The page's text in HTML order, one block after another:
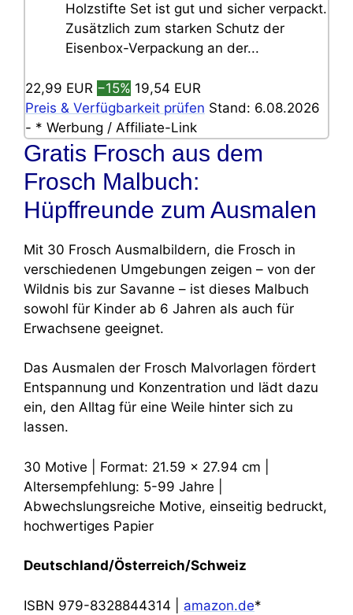
Holzstifte Set ist gut und sicher verpackt.
Zusätzlich zum starken Schutz der
Eisenbox-Verpackung an der...
22,99 EUR −15% 19,54 EUR
Preis & Verfügbarkeit prüfen Stand: 6.08.2026
- * Werbung / Affiliate-Link
Gratis Frosch aus dem
Frosch Malbuch:
Hüpffreunde zum Ausmalen
Mit 30 Frosch Ausmalbildern, die Frosch in
verschiedenen Umgebungen zeigen – von der
Wildnis bis zur Savanne – ist dieses Malbuch
sowohl für Kinder ab 6 Jahren als auch für
Erwachsene geeignet.
Das Ausmalen der Frosch Malvorlagen fördert
Entspannung und Konzentration und lädt dazu
ein, den Alltag für eine Weile hinter sich zu
lassen.
30 Motive | Format: 21.59 x 27.94 cm |
Altersempfehlung: 5-99 Jahre |
Abwechslungsreiche Motive, einseitig bedruckt,
hochwertiges Papier
Deutschland/Österreich/Schweiz
ISBN 979-8328844314 | amazon.de*